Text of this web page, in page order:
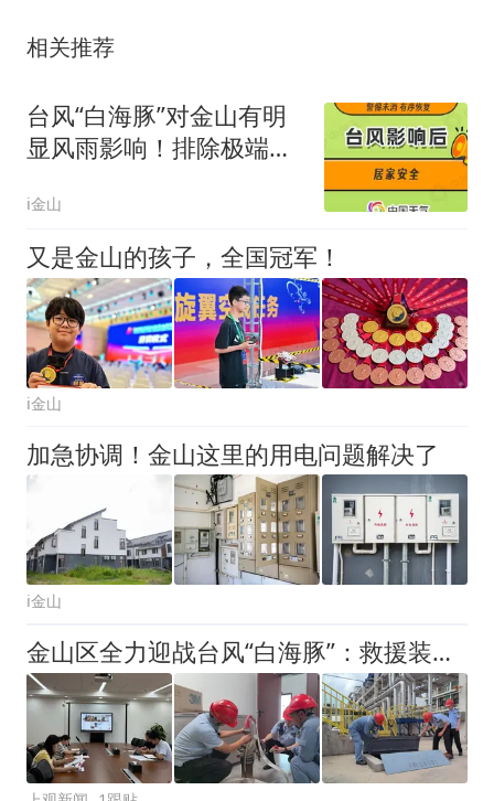
相关推荐
台风“白海豚”对金山有明
显风雨影响！排除极端路
i金山
又是金山的孩子，全国冠军！
i金山
加急协调！金山这里的用电问题解决了
i金山
金山区全力迎战台风“白海豚”：救援装备逐台“体检”、水闸“能排则排”